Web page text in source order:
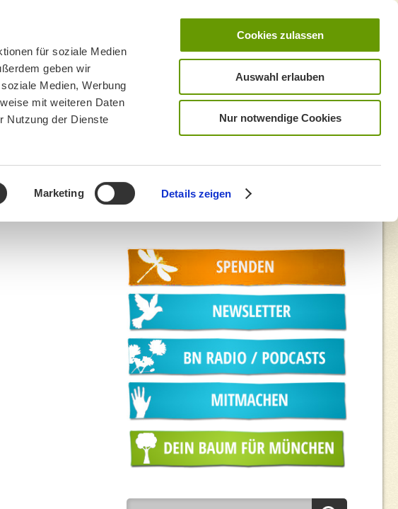
für soziale Medien
geben wir
Medien, Werbung
mit weiteren Daten
Nutzung der Dienste
Marketing Details zeigen
Cookies zulassen
Auswahl erlauben
Nur notwendige Cookies
Fußverkehr_HP_Bild